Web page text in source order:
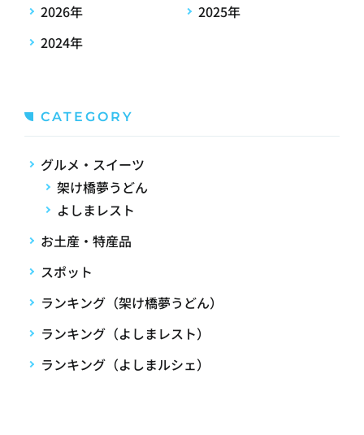
2026年
2025年
2024年
CATEGORY
グルメ・スイーツ
架け橋夢うどん
よしまレスト
お土産・特産品
スポット
ランキング（架け橋夢うどん）
ランキング（よしまレスト）
ランキング（よしまルシェ）